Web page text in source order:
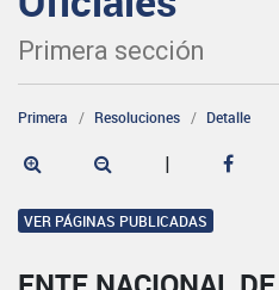
Primera sección
Primera Resoluciones Detalle
|
VER PÁGINAS PUBLICADAS